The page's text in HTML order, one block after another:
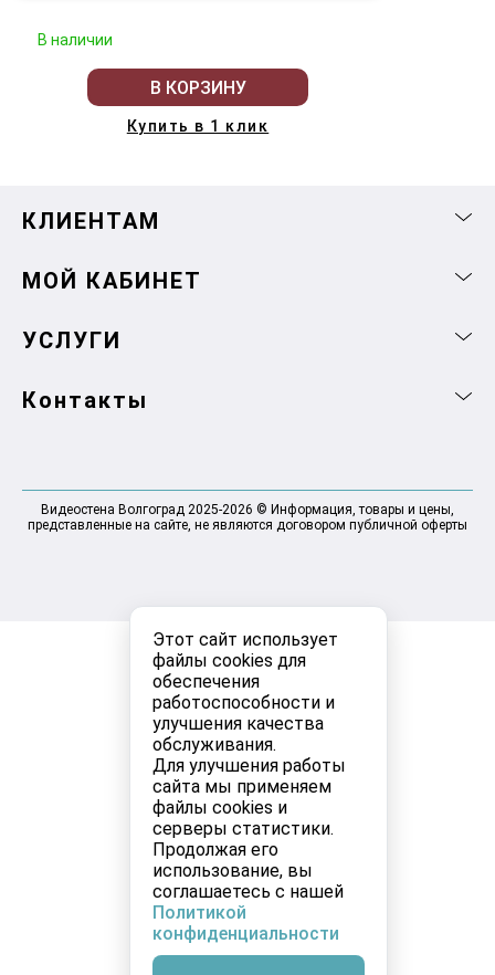
Этот сайт использует
файлы cookies для
обеспечения
работоспособности и
улучшения качества
обслуживания.
Для улучшения работы
сайта мы применяем
файлы cookies и
серверы статистики.
Продолжая его
использование, вы
соглашаетесь с нашей
Политикой
конфиденциальности
В наличии
В КОРЗИНУ
Купить в 1 клик
КЛИЕНТАМ
МОЙ КАБИНЕТ
УСЛУГИ
Контакты
Видеостена Волгоград 2025-2026 © Информация, товары и цены,
представленные на сайте, не являются договором публичной оферты